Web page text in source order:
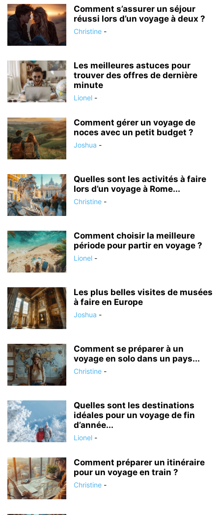
Comment s’assurer un séjour
réussi lors d’un voyage à deux ?
Christine -
Les meilleures astuces pour
trouver des offres de dernière
minute
Lionel -
Comment gérer un voyage de
noces avec un petit budget ?
Joshua -
Quelles sont les activités à faire
lors d’un voyage à Rome...
Christine -
Comment choisir la meilleure
période pour partir en voyage ?
Lionel -
Les plus belles visites de musées
à faire en Europe
Joshua -
Comment se préparer à un
voyage en solo dans un pays...
Christine -
Quelles sont les destinations
idéales pour un voyage de fin
d’année...
Lionel -
Comment préparer un itinéraire
pour un voyage en train ?
Christine -